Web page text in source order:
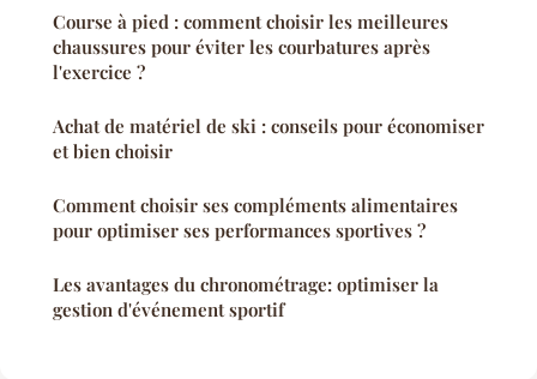
Course à pied : comment choisir les meilleures
chaussures pour éviter les courbatures après
l'exercice ?
Achat de matériel de ski : conseils pour économiser
et bien choisir
Comment choisir ses compléments alimentaires
pour optimiser ses performances sportives ?
Les avantages du chronométrage: optimiser la
gestion d'événement sportif